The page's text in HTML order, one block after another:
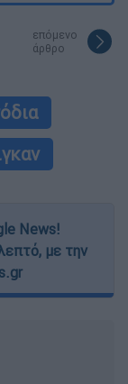
επόμενο
άρθρο
News!
με την